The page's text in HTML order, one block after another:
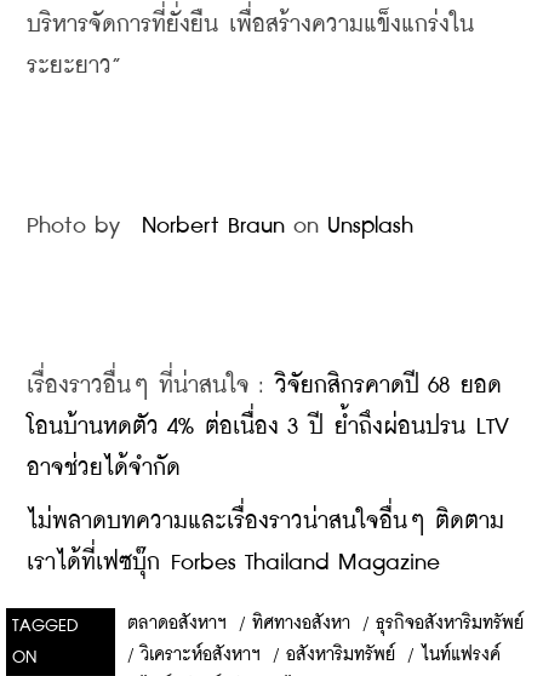
บริหารจัดการที่ยั่งยืน เพื่อสร้างความแข็งแกร่งใน
ระยะยาว”
Photo by Norbert Braun on Unsplash
เรื่องราวอื่นๆ ที่น่าสนใจ : วิจัยกสิกรคาดปี 68 ยอด
โอนบ้านหดตัว 4% ต่อเนื่อง 3 ปี ย้ำถึงผ่อนปรน LTV
อาจช่วยได้จำกัด
ไม่พลาดบทความและเรื่องราวน่าสนใจอื่นๆ ติดตาม
เราได้ที่เฟซบุ๊ก Forbes Thailand Magazine
TAGGED
ON
ตลาดอสังหาฯ / ทิศทางอสังหา / ธุรกิจอสังหาริมทรัพย์
/ วิเคราะห์อสังหาฯ / อสังหาริมทรัพย์ /
ไนท์แฟรงค์